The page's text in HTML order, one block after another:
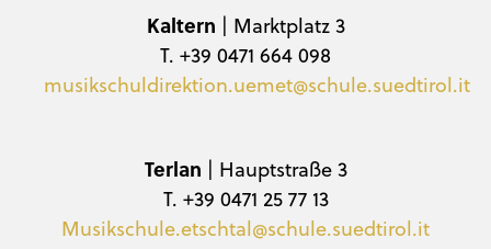
Kaltern | Marktplatz 3
T. +39 0471 664 098
musikschuldirektion.uemet@schule.suedtirol.it
Terlan | Hauptstraße 3
T. +39 0471 25 77 13
Musikschule.etschtal@schule.suedtirol.it